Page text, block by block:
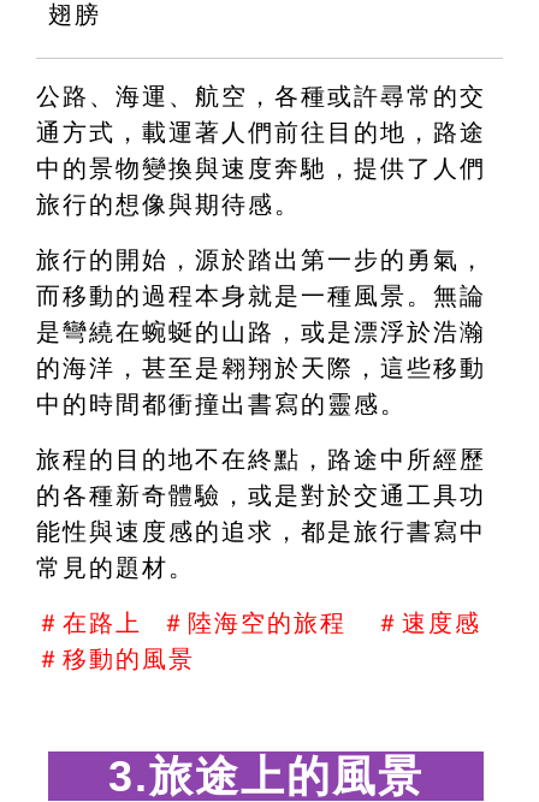
翅膀
公路、海運、航空，各種或許尋常的交
通方式，載運著人們前往目的地，路途
中的景物變換與速度奔馳，提供了人們
旅行的想像與期待感。
旅行的開始，源於踏出第一步的勇氣，
而移動的過程本身就是一種風景。無論
是彎繞在蜿蜒的山路，或是漂浮於浩瀚
的海洋，甚至是翱翔於天際，這些移動
中的時間都衝撞出書寫的靈感。
旅程的目的地不在終點，路途中所經歷
的各種新奇體驗，或是對於交通工具功
能性與速度感的追求，都是旅行書寫中
常見的題材。
＃在路上  ＃陸海空的旅程   ＃速度感
＃移動的風景
3.旅途上的風景